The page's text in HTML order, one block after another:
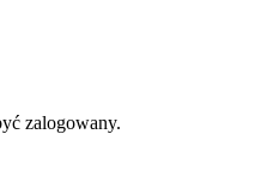
zalogowany.